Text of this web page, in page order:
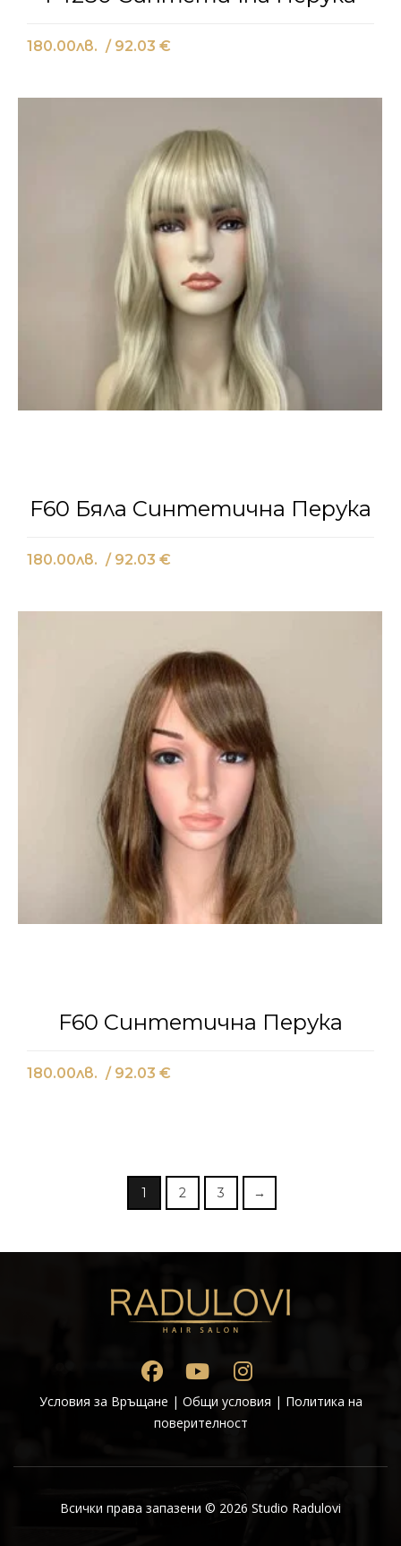
180.00лв. / 92.03 €
F60 Бяла Синтетична Перука
180.00лв. / 92.03 €
F60 Синтетична Перука
180.00лв. / 92.03 €
1 2 3 →
Условия за Връщане | Общи условия | Политика на
поверителност
Всички права запазени © 2026 Studio Radulovi